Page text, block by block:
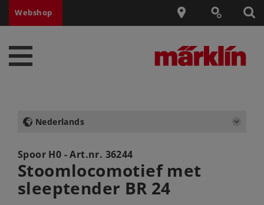
Webshop
Nederlands
Spoor H0 - Art.nr. 36244
Stoomlocomotief met
sleeptender BR 24